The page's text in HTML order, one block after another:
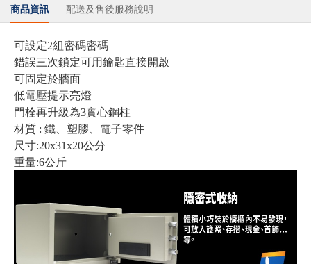
商品資訊 配送及售後服務說明
可設定2組密碼密碼
錯誤三次鎖定可用鑰匙直接開啟
可固定於牆面
低電壓提示亮燈
門栓再升級為3實心鋼柱
材質 : 鐵、塑膠、電子零件
尺寸:20x31x20公分
重量:6公斤